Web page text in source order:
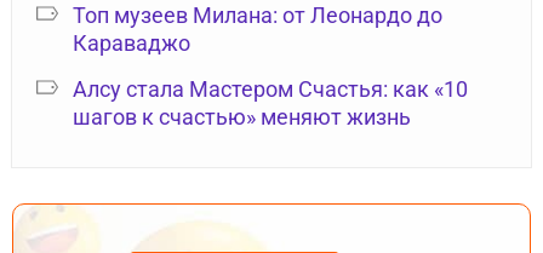
Топ музеев Милана: от Леонардо до
Караваджо
Алсу стала Мастером Счастья: как «10
шагов к счастью» меняют жизнь